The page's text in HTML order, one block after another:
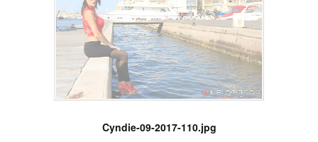
Cyndie-09-2017-110.jpg